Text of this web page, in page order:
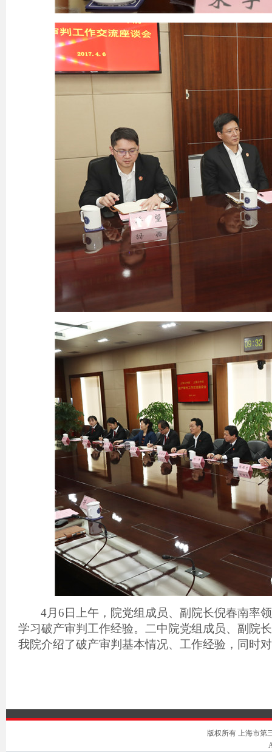
4月6 日上午，院党组成员、副院长倪春南率
学习破产审判工作经验。二中院党组成员、副院
我院介绍了破产审判基本情况、工作经验，同时
版权所有 上海市第